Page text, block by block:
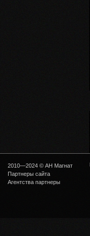
2010—2024 © АН Магнат
Партнеры сайта
Агентства партнеры